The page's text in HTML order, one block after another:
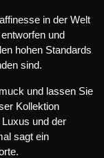
in der Welt
und
hohen Standards
sind.
und lassen Sie
Kollektion
und der
sagt ein